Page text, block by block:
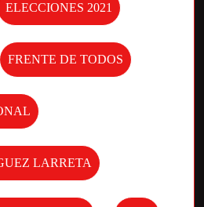
ELECCIONES 2021
FRENTE DE TODOS
LARRETA